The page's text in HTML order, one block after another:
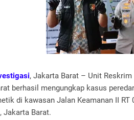
, Jakarta Barat – Unit
berhasil mengungkap kasus
di kawasan Jalan Keamanan II RT
Jakarta Barat.